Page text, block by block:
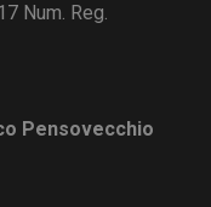
Num. Reg.
Pensovecchio